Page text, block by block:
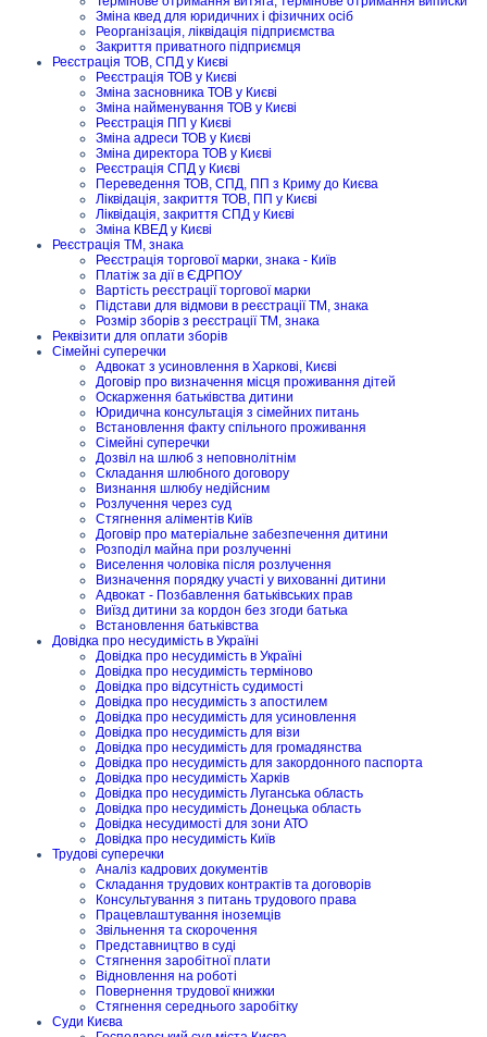
Зміна квед для юридичних і фізичних осіб
Реорганізація, ліквідація підприємства
Закриття приватного підприємця
Реєстрація ТОВ, СПД у Києві
Реєстрація ТОВ у Києві
Зміна засновника ТОВ у Києві
Зміна найменування ТОВ у Києві
Реєстрація ПП у Києві
Зміна адреси ТОВ у Києві
Зміна директора ТОВ у Києві
Реєстрація СПД у Києві
Переведення ТОВ, СПД, ПП з Криму до Києва
Ліквідація, закриття ТОВ, ПП у Києві
Ліквідація, закриття СПД у Києві
Зміна КВЕД у Києві
Реєстрація ТМ, знака
Реєстрація торгової марки, знака - Київ
Платіж за дії в ЄДРПОУ
Вартість реєстрації торгової марки
Підстави для відмови в реєстрації ТМ, знака
Розмір зборів з реєстрації ТМ, знака
Реквізити для оплати зборів
Сімейні суперечки
Адвокат з усиновлення в Харкові, Києві
Договір про визначення місця проживання дітей
Оскарження батьківства дитини
Юридична консультація з сімейних питань
Встановлення факту спільного проживання
Сімейні суперечки
Дозвіл на шлюб з неповнолітнім
Складання шлюбного договору
Визнання шлюбу недійсним
Розлучення через суд
Стягнення аліментів Київ
Договір про матеріальне забезпечення дитини
Розподіл майна при розлученні
Виселення чоловіка після розлучення
Визначення порядку участі у вихованні дитини
Адвокат - Позбавлення батьківських прав
Виїзд дитини за кордон без згоди батька
Встановлення батьківства
Довідка про несудимість в Україні
Довідка про несудимість в Україні
Довідка про несудимість терміново
Довідка про відсутність судимості
Довідка про несудимість з апостилем
Довідка про несудимість для усиновлення
Довідка про несудимість для візи
Довідка про несудимість для громадянства
Довідка про несудимість для закордонного паспорта
Довідка про несудимість Харків
Довідка про несудимість Луганська область
Довідка про несудимість Донецька область
Довідка несудимості для зони АТО
Довідка про несудимість Київ
Трудові суперечки
Аналіз кадрових документів
Складання трудових контрактів та договорів
Консультування з питань трудового права
Працевлаштування іноземців
Звільнення та скорочення
Представництво в суді
Стягнення заробітної плати
Відновлення на роботі
Повернення трудової книжки
Стягнення середнього заробітку
Суди Києва